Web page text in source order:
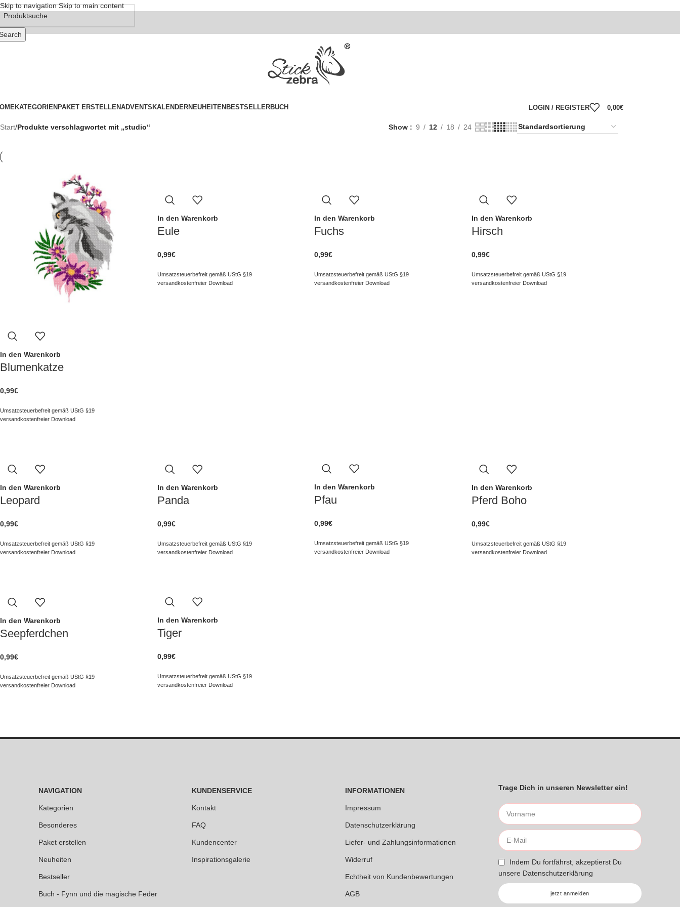
Skip to navigationSkip to main content
KATEGORIEN PAKET ERSTELLENADVENTSKALENDERNEUHEITEN BESTSELLERBUCH LOGIN / REGISTER 0,00€
Start/Produkte verschlagwortet mit „studio“ Show 9 12 18 24
In den Warenkorb
Blumenkatze
0,99€
Umsatzsteuerbefreit gemäß UStG §19
versandkostenfreier Download
In den Warenkorb
Eule
0,99€
Umsatzsteuerbefreit gemäß UStG §19
versandkostenfreier Download
In den Warenkorb
Fuchs
0,99€
Umsatzsteuerbefreit gemäß UStG §19
versandkostenfreier Download
In den Warenkorb
Hirsch
0,99€
Umsatzsteuerbefreit gemäß UStG §19
versandkostenfreier Download
In den Warenkorb
Leopard
0,99€
Umsatzsteuerbefreit gemäß UStG §19
versandkostenfreier Download
In den Warenkorb
Panda
0,99€
Umsatzsteuerbefreit gemäß UStG §19
versandkostenfreier Download
In den Warenkorb
Pfau
0,99€
Umsatzsteuerbefreit gemäß UStG §19
versandkostenfreier Download
In den Warenkorb
Pferd Boho
0,99€
Umsatzsteuerbefreit gemäß UStG §19
versandkostenfreier Download
In den Warenkorb
Seepferdchen
0,99€
Umsatzsteuerbefreit gemäß UStG §19
versandkostenfreier Download
In den Warenkorb
Tiger
0,99€
Umsatzsteuerbefreit gemäß UStG §19
versandkostenfreier Download
NAVIGATION
Kategorien
Besonderes
Paket erstellen
Neuheiten
Bestseller
Buch - Fynn und die magische Feder
KUNDENSERVICE
Kontakt
FAQ
Kundencenter
Inspirationsgalerie
INFORMATIONEN
Impressum
Datenschutzerklärung
Liefer- und Zahlungsinformationen
Widerruf
Echtheit von Kundenbewertungen
AGB
Trage Dich in unseren Newsletter ein!
Indem Du fortfährst, akzeptierst Du
unsere Datenschutzerklärung
jetzt anmelden